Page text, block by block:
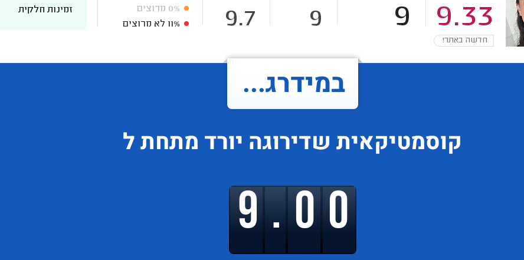
9.33
9
9
9.7
חדשה באתר!
0% מרוצים
11% לא מרוצים
זמינות חלקית
במידרג...
קוסמטיקאית שדירוגה יורד מתחת ל
9.00